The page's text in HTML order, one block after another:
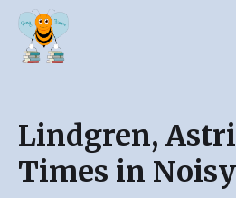
Lindgren,
Times in